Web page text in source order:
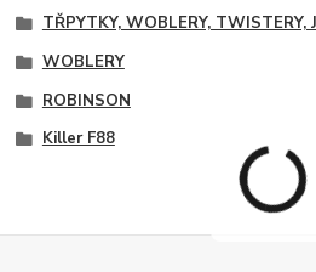
TŘPYTKY, WOBLERY, TWISTERY,
WOBLERY
ROBINSON
Killer F88